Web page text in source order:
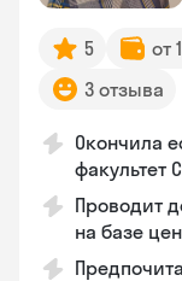
5 от
3 отзыва
Окончила
факультет
Проводит
на базе